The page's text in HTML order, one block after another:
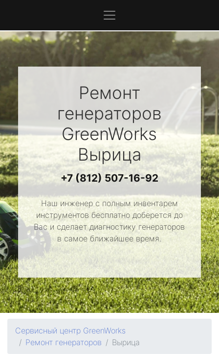
Ремонт
генераторов
GreenWorks
Вырица
+7 (812) 507-16-92
Наш инженер с полным инвентарем
инструментов бесплатно доберется до
Вас и сделает диагностику генераторов
в самое ближайшее время.
Сервисный центр GreenWorks
Ремонт генераторов
Вырица